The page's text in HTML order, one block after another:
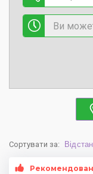
Сортувати за: